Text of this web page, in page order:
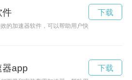
件
的加速器软件，可以帮助用户快速稳定地访问
下载
器app 下载